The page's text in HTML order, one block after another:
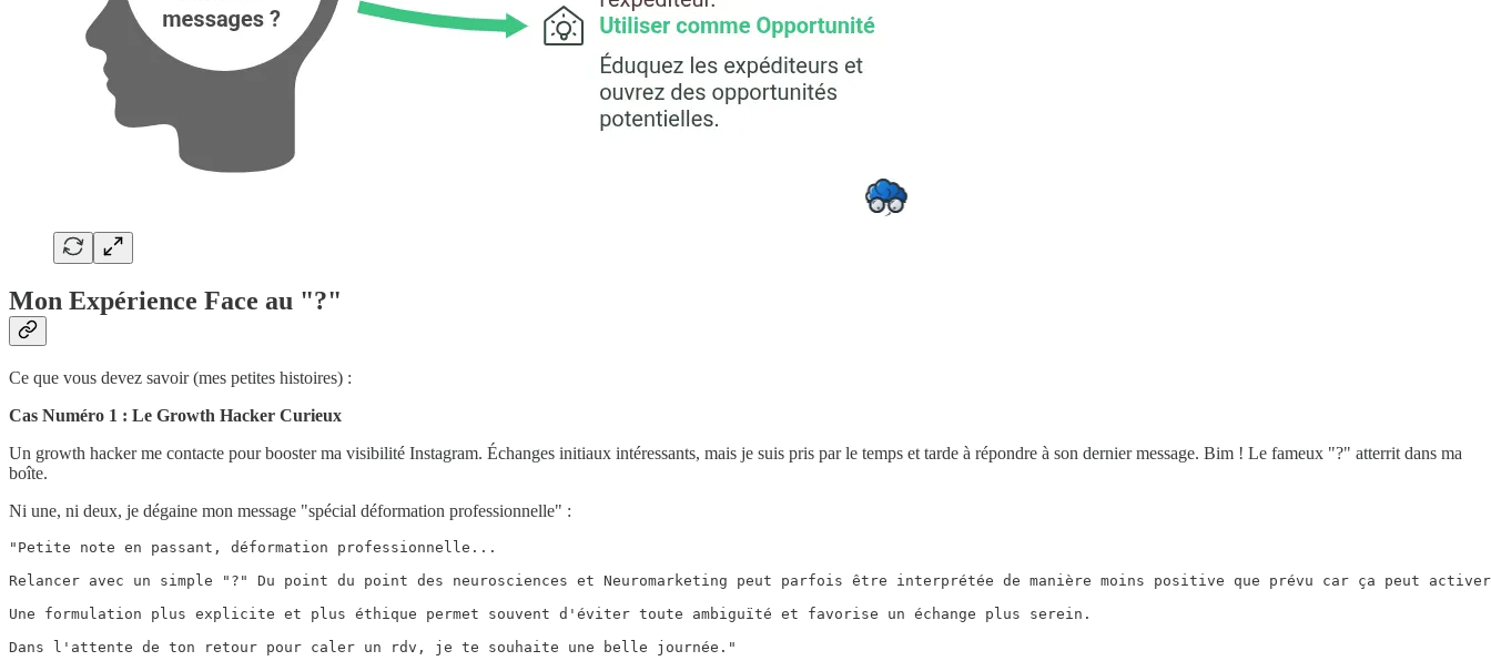
Mon Expérience Face au "?"
Ce que vous devez savoir (mes petites histoires) :
Cas Numéro 1 : Le Growth Hacker Curieux
Un growth hacker me contacte pour booster ma visibilité Instagram. Échanges initiaux intéressants, mais je suis pris par le temps et tarde à répondre à son dernier message. Bim ! Le fameux "?" atterrit dans ma
boîte.
Ni une, ni deux, je dégaine mon message "spécial déformation professionnelle" :
"Petite note en passant, déformation professionnelle...
Relancer avec un simple "?" Du point du point des neurosciences et Neuromarketing peut parfois être interprétée de manière moins positive que prévu car ça peut
Une formulation plus explicite et plus éthique permet souvent d'éviter toute ambiguïté et favorise un échange plus serein.
Dans l'attente de ton retour pour caler un rdv, je te souhaite une belle journée."